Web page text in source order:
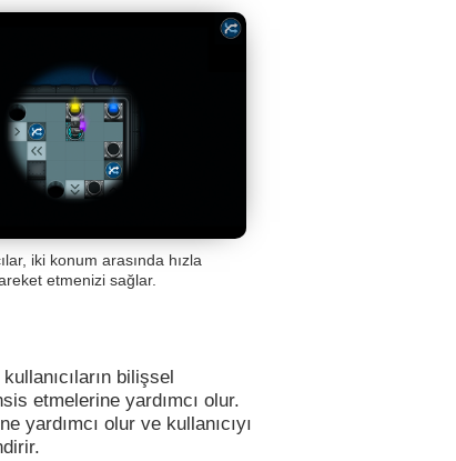
iki konum arasında hızla
etmenizi sağlar.
bilişsel
etmelerine yardımcı olur.
yardımcı olur ve kullanıcıyı